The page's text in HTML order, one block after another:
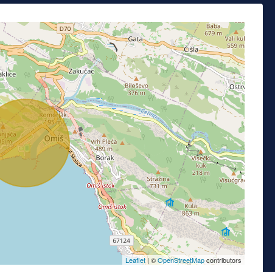
Leaflet| ©OpenStreetMapcontributors